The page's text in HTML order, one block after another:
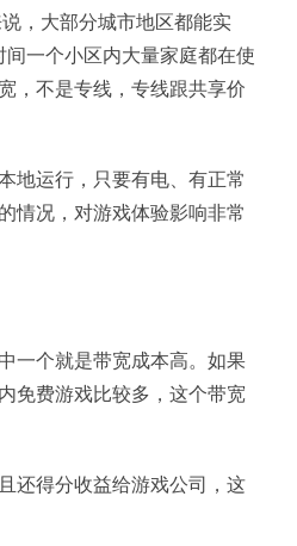
，大部分城市地区都能实
一个小区内大量家庭都在使
，不是专线，专线跟共享价
地运行，只要有电、有正常
情况，对游戏体验影响非常
一个就是带宽成本高。如果
免费游戏比较多，这个带宽
还得分收益给游戏公司，这